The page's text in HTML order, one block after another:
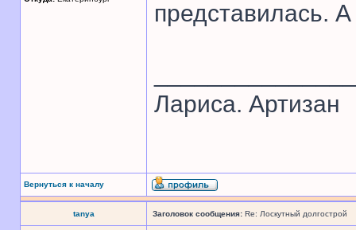
представилась.
Лариса. Артизан
Вернуться к началу
tanya Заголовок сообщения: Re: Лоскутный долгострой